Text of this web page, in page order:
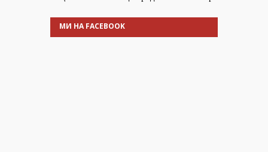
МИ НА FACEBOOK